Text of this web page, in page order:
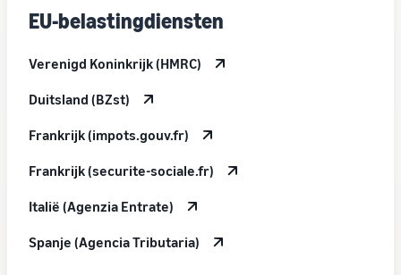
EU-belastingdiensten
Verenigd Koninkrijk (HMRC)
Duitsland (BZst)
Frankrijk (impots.gouv.fr)
Frankrijk (securite-sociale.fr)
Italië (Agenzia Entrate)
Spanje (Agencia Tributaria)